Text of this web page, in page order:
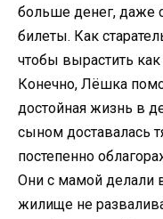
больше денег, даже
билеты. Как
чтобы вырастить
Конечно, Лёшка
достойная жизнь в
сыном доставалась
постепенно
Они с мамой делали
жилище не